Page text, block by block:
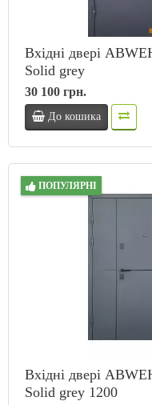
Вхідні двері
Solid grey
30 100 грн.
До кошика
ПОПУЛЯРНІ
Вхідні двері
Solid grey 1200